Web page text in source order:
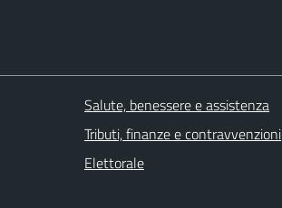
Salute, benessere e assistenza
Tributi, finanze e contravvenzioni
Elettorale